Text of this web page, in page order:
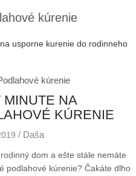
kúrenie
kúrenie
MINUTE NA
KÚRENIE
/ Daša
dom a ešte stále nemáte
podlahové kúrenie? Čakáte dlho